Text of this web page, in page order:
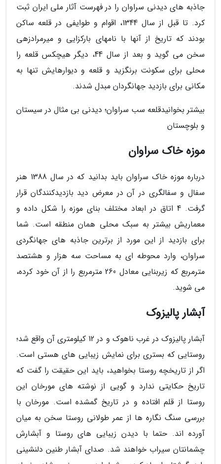
جاذبه های دیدنی سراوان را در فهرست آثار ملی ایران ثبت
کرد. تا قبل از سال 1344، اقوام و طوایفی در قلعه ساکن
بودند که تاریخ از آنها با نامهای بارکزایی و میرمرادزهی
سخن می گوید و بعد از سال 44، دیگر هیچکس قلعه را
محلی برای سکونت برنگزید و قلعه و دیوارهایش تنها به
مکانی برای بازدید جهانگردان مبدل شدند.
بیشتر بخوانیدقلعه سب سراوان؛ دیدنی بی مثال در سیستان
و بلوچستان
موزه خاک سراوان
درباره موزه خاک سراوان باید بدانید که در سال 1388 هنر
سفال و سفالگری در آن در معرض دید بازدیدکنندگان قرار
گرفت. 4 اتاق در ابعاد مختلف بنای موزه را شکل داده و
معماریش بیشتر به سبک محلی همان منطقه است. شما
برای بازدید از این مورد از برترین جاذبه های جهانگردی
سراوان، وارد محوطه ای به مساحت سه هزار و هشتصد
مترمربع که زیربنایی معادل 260 مترمربع را از آن خود کرده،
می شوید.
آبشار پالیزوک
آبشار پالیزوک در غرب ناهوک و در 12 کیلومتری آن واقع شد؛
روستایی که بستری برای نمایش زیبایی های هستی است.
اگر از تاریخچه روستا بخواهید، باید این حقیقت را گفت که
تاریخ حکایتی ندارد و گویی از نوشته های مورخان این
روستا از قلم افتاده و در تاریخ گمشده است. مورخان با
بررسی سنگ نگاره ها از عمر طولانی روستا سخن به میان
آورده اند. حتما با دیدن زیبایی های روستا و آبشارش
چشمانتان سیراب خواهند شد. صدای آبشار طنین دلنشینی